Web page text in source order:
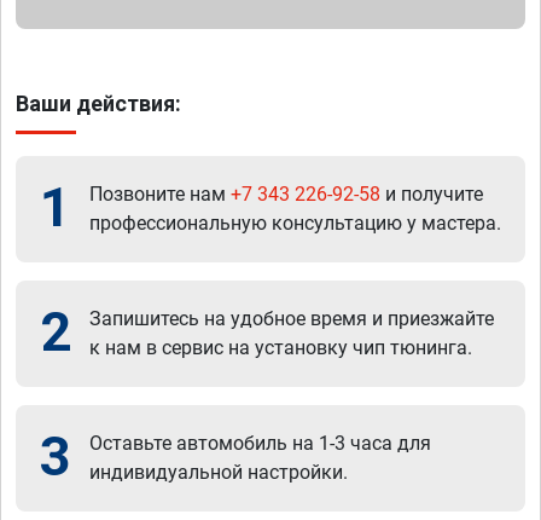
Ваши действия:
1 Позвоните нам +7 343 226-92-58 и получите
профессиональную консультацию у мастера.
2
Запишитесь на удобное время и приезжайте
к нам в сервис на установку чип тюнинга.
3
Оставьте автомобиль на 1-3 часа для
индивидуальной настройки.